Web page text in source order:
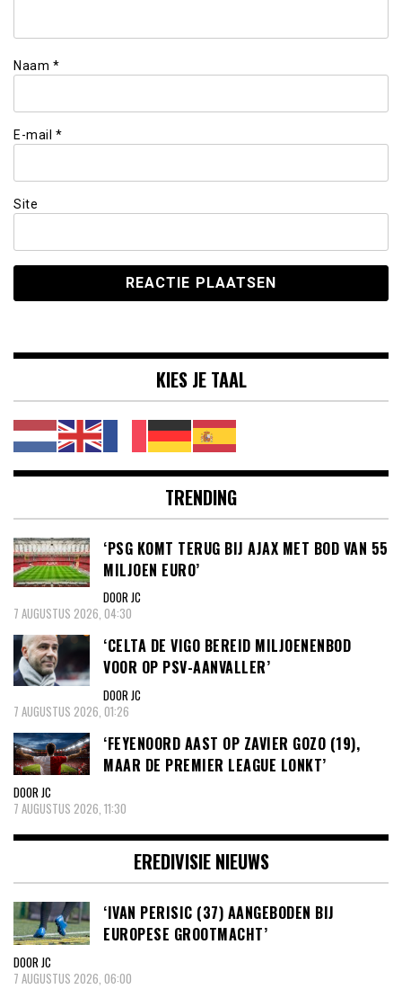
Naam *
E-mail *
Site
KIES JE TAAL
TRENDING
‘PSG KOMT TERUG BIJ AJAX MET BOD VAN 55
MILJOEN EURO’
DOOR JC
7 AUGUSTUS 2026, 04:30
‘CELTA DE VIGO BEREID MILJOENENBOD
VOOR OP PSV-AANVALLER’
DOOR JC
7 AUGUSTUS 2026, 01:26
‘FEYENOORD AAST OP ZAVIER GOZO (19),
MAAR DE PREMIER LEAGUE LONKT’
DOOR JC
7 AUGUSTUS 2026, 11:30
EREDIVISIE NIEUWS
‘IVAN PERISIC (37) AANGEBODEN BIJ
EUROPESE GROOTMACHT’
DOOR JC
7 AUGUSTUS 2026, 06:00